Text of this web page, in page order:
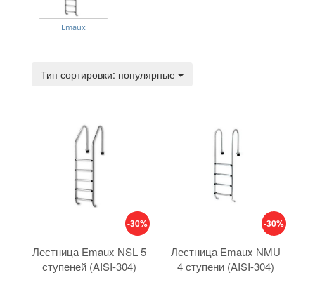
Emaux
Тип сортировки: популярные
-30%
Лестница Emaux NSL 5
ступеней (AISI-304)
-30%
Лестница Emaux NMU
4 ступени (AISI-304)